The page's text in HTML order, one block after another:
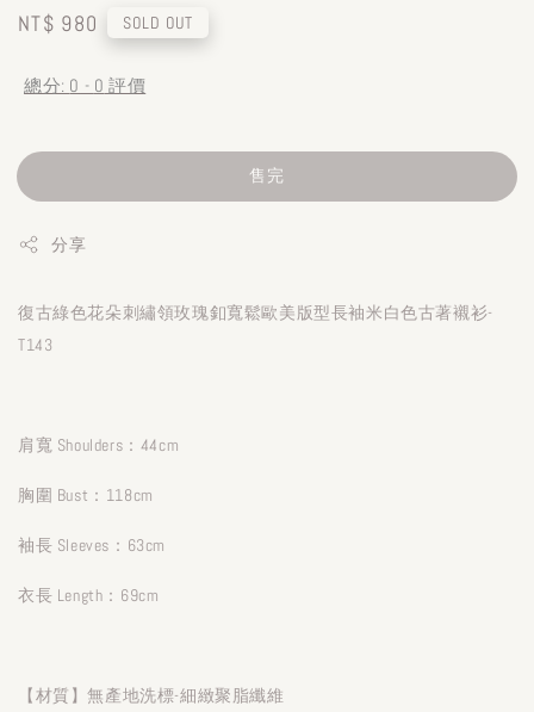
Regular
NT$ 980 SOLD OUT
總分: 0 - 0 評價
售完
分享
復古綠色花朵刺繡領玫瑰釦寬鬆歐美版型長袖米白色古著襯衫-
T143
肩寬 Shoulders：44cm
胸圍 Bust：118cm
袖長 Sleeves：63cm
衣長 Length：69cm
【材質】無產地洗標-細緻聚脂纖維